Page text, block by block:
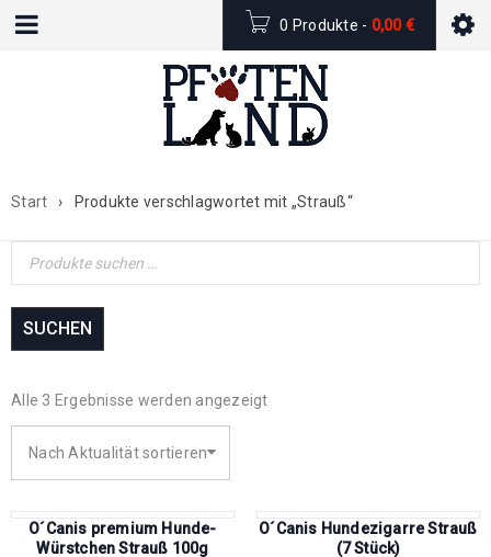
0 Produkte - 0,00€
Start › Produkte verschlagwortet mit „Strauß“
SUCHEN
Alle 3 Ergebnisse werden angezeigt
Nach Aktualität sortieren
O´Canis premium Hunde-
Würstchen Strauß 100g
O´Canis Hundezigarre Strauß
(7 Stück)